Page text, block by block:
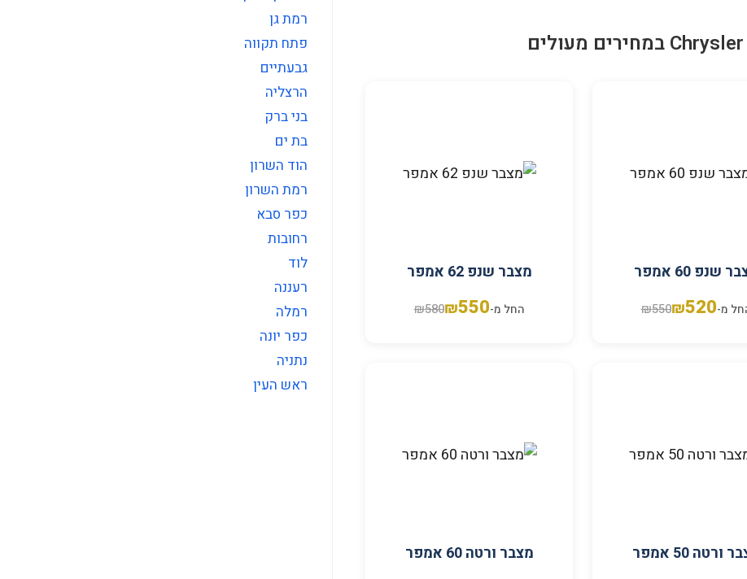
שנפ 60 אמפר
מ- ₪520
₪550
מצבר שנפ 62 אמפר
החל מ- ₪550
₪580
ורטה 50 אמפר מצבר ורטה 60 אמפר
רמת גן
פתח תקווה
גבעתיים
הרצליה
בני ברק
בת ים
הוד השרון
רמת השרון
כפר סבא
רחובות
לוד
רעננה
רמלה
כפר יונה
נתניה
ראש העין